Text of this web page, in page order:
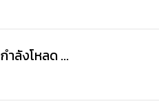
กำลังโหลด ...